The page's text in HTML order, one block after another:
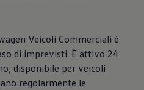
Veicoli Commerciali è
di imprevisti. È attivo 24
disponibile per veicoli
regolarmente le